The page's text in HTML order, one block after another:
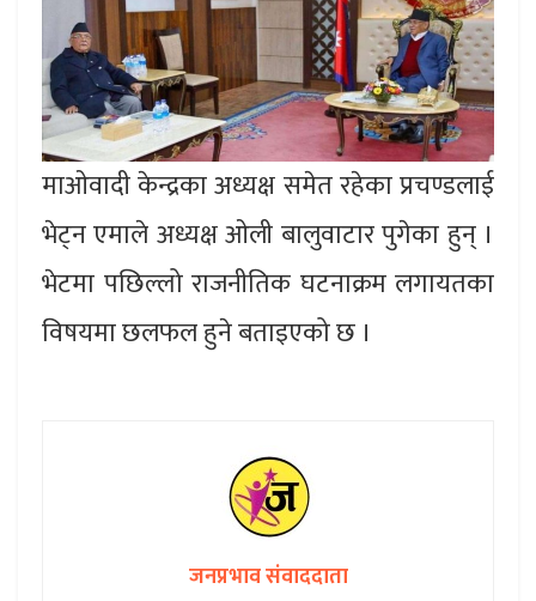
माओवादी केन्द्रका अध्यक्ष समेत रहेका प्रचण्डलाई
भेट्न एमाले अध्यक्ष ओली बालुवाटार पुगेका हुन् ।
भेटमा पछिल्लो राजनीतिक घटनाक्रम लगायतका
विषयमा छलफल हुने बताइएको छ ।
जनप्रभाव संवाददाता